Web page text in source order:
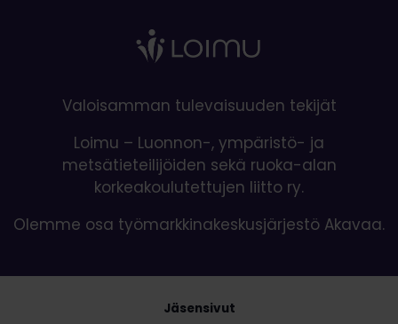
Valoisamman tulevaisuuden tekijät
Loimu – Luonnon-, ympäristö- ja
metsätieteilijöiden sekä ruoka-alan
korkeakoulutettujen liitto ry.
Olemme osa työmarkkinakeskusjärjestö Akavaa.
Jäsensivut